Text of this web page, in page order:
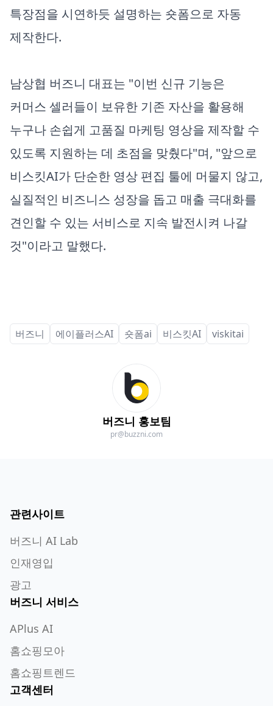
특장점을 시연하듯 설명하는 숏폼으로 자동
제작한다.
남상협 버즈니 대표는 "이번 신규 기능은
커머스 셀러들이 보유한 기존 자산을 활용해
누구나 손쉽게 고품질 마케팅 영상을 제작할 수
있도록 지원하는 데 초점을 맞췄다"며, "앞으로
비스킷AI가 단순한 영상 편집 툴에 머물지 않고,
실질적인 비즈니스 성장을 돕고 매출 극대화를
견인할 수 있는 서비스로 지속 발전시켜 나갈
것"이라고 말했다.
버즈니 에이플러스AI 숏폼ai 비스킷AI viskitai
버즈니 홍보팀
pr@buzzni.com
관련사이트
버즈니 AI Lab
인재영입
광고
버즈니 서비스
APlus AI
홈쇼핑모아
홈쇼핑트렌드
고객센터